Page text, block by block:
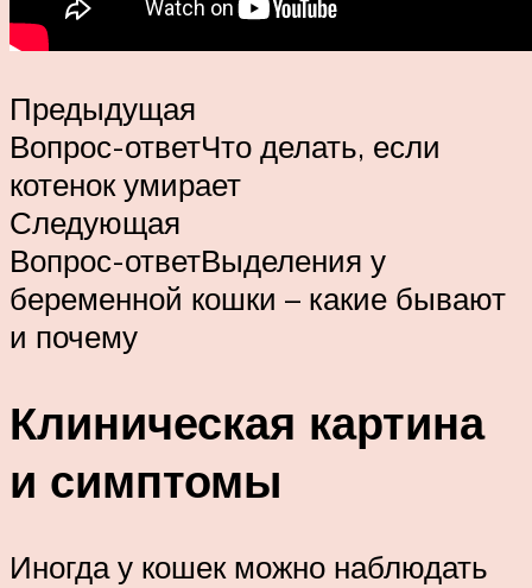
Предыдущая
Вопрос-ответЧто делать, если
котенок умирает
Следующая
Вопрос-ответВыделения у
беременной кошки – какие бывают
и почему
Клиническая картина
и симптомы
Иногда у кошек можно наблюдать